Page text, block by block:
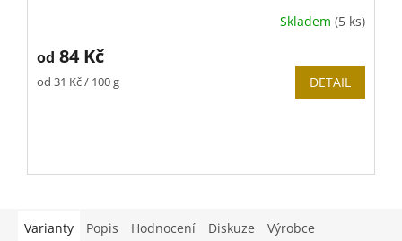
Skladem (5 ks)
od 84 Kč
Měrná
od 31 Kč / 100 g DETAIL
Varianty Popis Hodnocení Diskuze Výrobce